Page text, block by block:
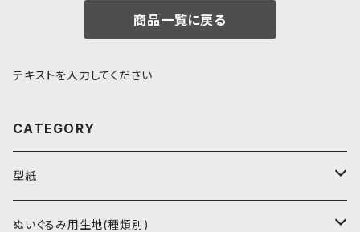
商品一覧に戻る
テキストを入力してください
CATEGORY
型紙
書籍（紙の本）
ぬいぐるみ用生地(種類別)